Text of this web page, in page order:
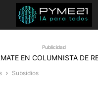
Publicidad
EN COLUMNISTA DE
Subsidios